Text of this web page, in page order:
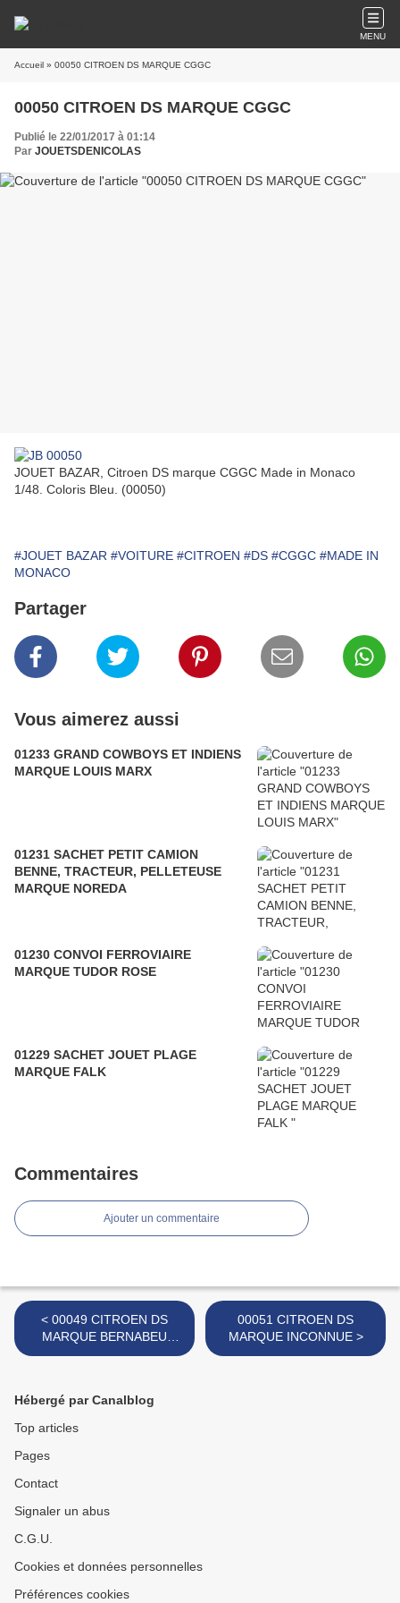
MENU
Accueil » 00050 CITROEN DS MARQUE CGGC
00050 CITROEN DS MARQUE CGGC
Publié le 22/01/2017 à 01:14
Par JOUETSDENICOLAS
JOUET BAZAR, Citroen DS marque CGGC Made in Monaco
1/48. Coloris Bleu. (00050)
#JOUET BAZAR #VOITURE #CITROEN #DS #CGGC #MADE IN
MONACO
Partager
Vous aimerez aussi
01233 GRAND COWBOYS ET INDIENS
MARQUE LOUIS MARX
01231 SACHET PETIT CAMION
BENNE, TRACTEUR, PELLETEUSE
MARQUE NOREDA
01230 CONVOI FERROVIAIRE
MARQUE TUDOR ROSE
01229 SACHET JOUET PLAGE
MARQUE FALK
Commentaires
Ajouter un commentaire
< 00049 CITROEN DS
MARQUE BERNABEU
GISBERT 1/43
00051 CITROEN DS
MARQUE INCONNUE >
Hébergé par Canalblog
Top articles
Pages
Contact
Signaler un abus
C.G.U.
Cookies et données personnelles
Préférences cookies